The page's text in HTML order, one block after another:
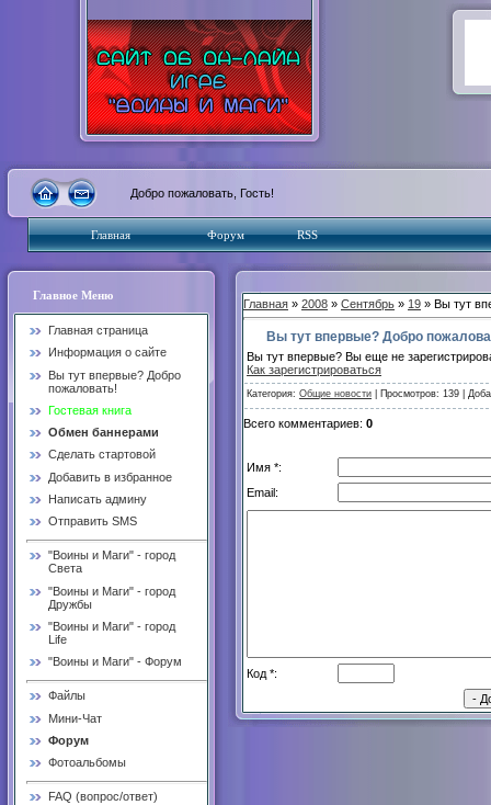
Добро пожаловать, Гость!
Главная Форум RSS
Главное Меню
Главная страница
Информация о сайте
Вы тут впервые? Добро
пожаловать!
Гостевая книга
Обмен баннерами
Сделать стартовой
Добавить в избранное
Написать админу
Отправить SMS
"Воины и Маги" - город
Света
"Воины и Маги" - город
Дружбы
"Воины и Маги" - город
Life
"Воины и Маги" - Форум
Файлы
Мини-Чат
Форум
Фотоальбомы
FAQ (вопрос/ответ)
Главная » 2008 » Сентябрь » 19 » Вы тут
Вы тут впервые? Добро
Вы тут впервые? Вы еще не
Как зарегистрироваться
Категория: Общие новости | Просмотров: 139 |
Всего комментариев: 0
Имя *:
Email:
Код *: